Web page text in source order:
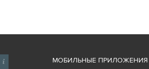
МОБИЛЬНЫЕ ПРИЛОЖЕНИЯ